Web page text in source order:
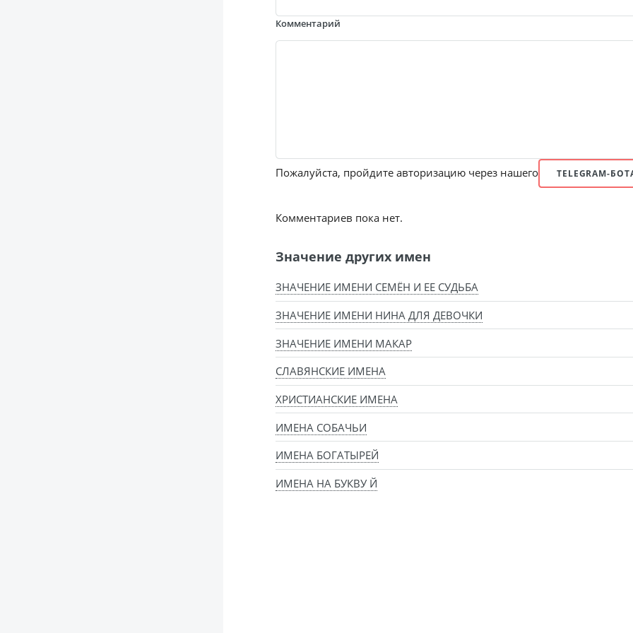
Комментарий
Пожалуйста, пройдите авторизацию через нашего TELEGRAM-
Комментариев пока нет.
Значение других имен
ЗНАЧЕНИЕ ИМЕНИ СЕМЁН И ЕЕ СУДЬБА
ЗНАЧЕНИЕ ИМЕНИ НИНА ДЛЯ ДЕВОЧКИ
ЗНАЧЕНИЕ ИМЕНИ МАКАР
СЛАВЯНСКИЕ ИМЕНА
ХРИСТИАНСКИЕ ИМЕНА
ИМЕНА СОБАЧЬИ
ИМЕНА БОГАТЫРЕЙ
ИМЕНА НА БУКВУ Й